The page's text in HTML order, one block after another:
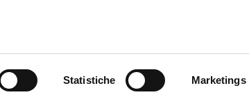
Statistiche Marketings